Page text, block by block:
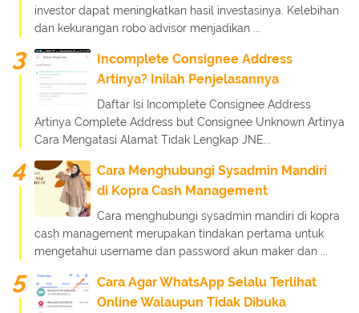
investor dapat meningkatkan hasil investasinya. Kelebihan
dan kekurangan robo advisor menjadikan ...
Incomplete Consignee Address
Artinya? Inilah Penjelasannya
Daftar Isi Incomplete Consignee Address
Artinya Complete Address but Consignee Unknown Artinya
Cara Mengatasi Alamat Tidak Lengkap JNE...
Cara Menghubungi Sysadmin Mandiri
di Kopra Cash Management
Cara menghubungi sysadmin mandiri di kopra
cash management merupakan tindakan pertama untuk
mengetahui username dan password akun maker dan ...
Cara Agar WhatsApp Selalu Terlihat
Online Walaupun Tidak Dibuka